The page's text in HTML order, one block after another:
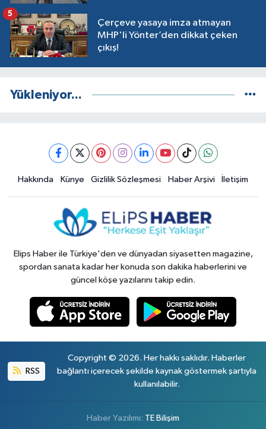
Çerçeve yasaya imza atmayan
MHP'li Yönter’den dikkat çeken
çıkış!
5
Yükleniyor...
Hakkında Künye Gizlilik Sözleşmesi Haber Arşivi İletişim
Elips Haber ile Türkiye'den ve dünyadan siyasetten magazine,
spordan sanata kadar her konuda son dakika haberlerini ve
güncel köşe yazılarını takip edin.
RSS
Copyright © 2026. Her hakkı saklıdır. Haberler
bağlantı içerecek şekilde kaynak göstermek şartıyla
kullanılabilir.
Haber Yazılımı: TE Bilişim